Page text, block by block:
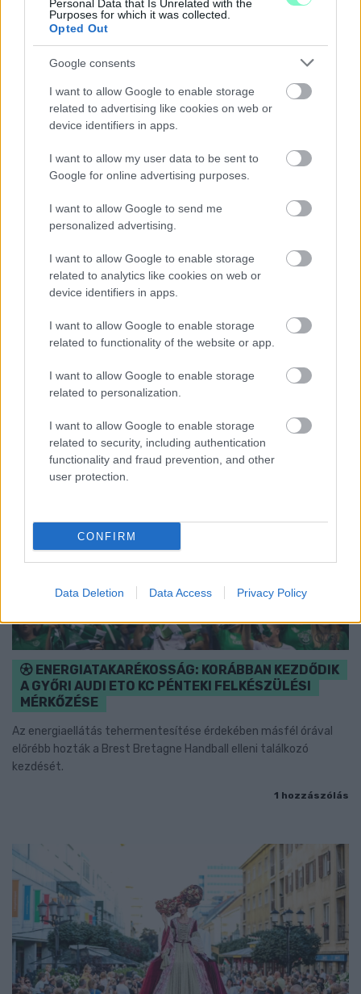
Personal Data that Is Unrelated with the
Purposes for which it was collected.
Opted Out
Google consents
I want to allow Google to enable storage
related to advertising like cookies on web or
device identifiers in apps.
I want to allow my user data to be sent to
Google for online advertising purposes.
I want to allow Google to send me
personalized advertising.
I want to allow Google to enable storage
related to analytics like cookies on web or
device identifiers in apps.
I want to allow Google to enable storage
related to functionality of the website or app.
I want to allow Google to enable storage
related to personalization.
I want to allow Google to enable storage
related to security, including authentication
functionality and fraud prevention, and other
user protection.
CONFIRM
Data Deletion Data Access Privacy Policy
A BAROKK ÖSSZES ÁRNYALATA ÉS MÉG EGY SOR
KIVÁLÓ PROGRAM VÁR MINDENKIT EZEN A HÉTVÉGÉN
GYŐRBEN
Majka koncert, jóga szeánsz, “borhajózás” és egy csomó minden
Szólj hozzá!
ENERGIATAKARÉKOSSÁG: KORÁBBAN KEZDŐDIK
A GYŐRI AUDI ETO KC PÉNTEKI FELKÉSZÜLÉSI
MÉRKŐZÉSE
Az energiaellátás tehermentesítése érdekében másfél órával
előrébb hozták a Brest Bretagne Handball elleni találkozó
kezdését.
1 hozzászólás